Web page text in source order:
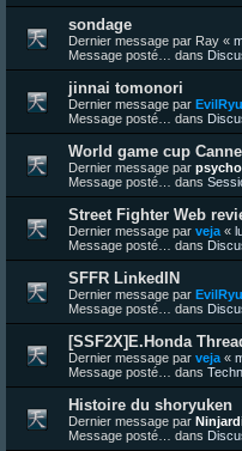
sondage
Dernier message par Ray «
Message posté… dans
jinnai tomonori
Dernier message par EvilRyu
Message posté… dans
World game cup
Dernier message par
Message posté… dans
Street Fighter Web
Dernier message par veja «
Message posté… dans
SFFR LinkedIN
Dernier message par EvilRyu
Message posté… dans
[SSF2X]E.Honda
Dernier message par veja «
Message posté… dans
Histoire du shoryuken
Dernier message par
Message posté… dans